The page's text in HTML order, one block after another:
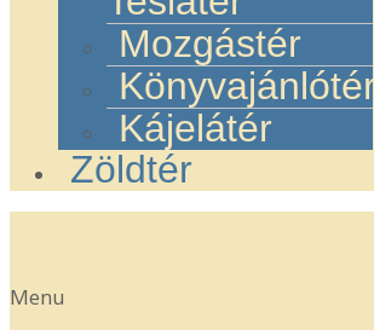
Mozgástér
Könyvajánlótér
Kájelátér
Zöldtér
Menu